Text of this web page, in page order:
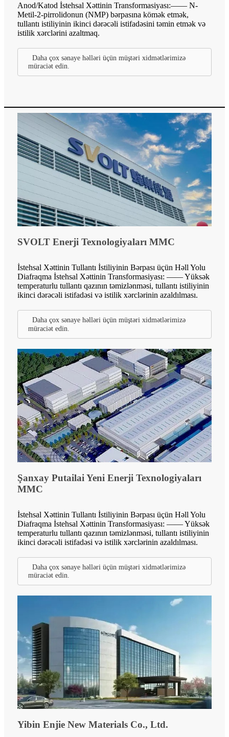
Anod/Katod İstehsal Xəttinin Transformasiyası:—— N-
Metil-2-pirrolidonun (NMP) bərpasına kömək etmək,
tullantı istiliyinin ikinci dərəcəli istifadəsini təmin etmək və
istilik xərclərini azaltmaq.
Daha çox sənaye həlləri üçün müştəri xidmətlərimizə
müraciət edin.
SVOLT Enerji Texnologiyaları MMC
İstehsal Xəttinin Tullantı İstiliyinin Bərpası üçün Həll Yolu
Diafraqma İstehsal Xəttinin Transformasiyası: —— Yüksək
temperaturlu tullantı qazının təmizlənməsi, tullantı istiliyinin
ikinci dərəcəli istifadəsi və istilik xərclərinin azaldılması.
Daha çox sənaye həlləri üçün müştəri xidmətlərimizə
müraciət edin.
Şanxay Putailai Yeni Enerji Texnologiyaları
MMC
İstehsal Xəttinin Tullantı İstiliyinin Bərpası üçün Həll Yolu
Diafraqma İstehsal Xəttinin Transformasiyası: —— Yüksək
temperaturlu tullantı qazının təmizlənməsi, tullantı istiliyinin
ikinci dərəcəli istifadəsi və istilik xərclərinin azaldılması.
Daha çox sənaye həlləri üçün müştəri xidmətlərimizə
müraciət edin.
Yibin Enjie New Materials Co., Ltd.